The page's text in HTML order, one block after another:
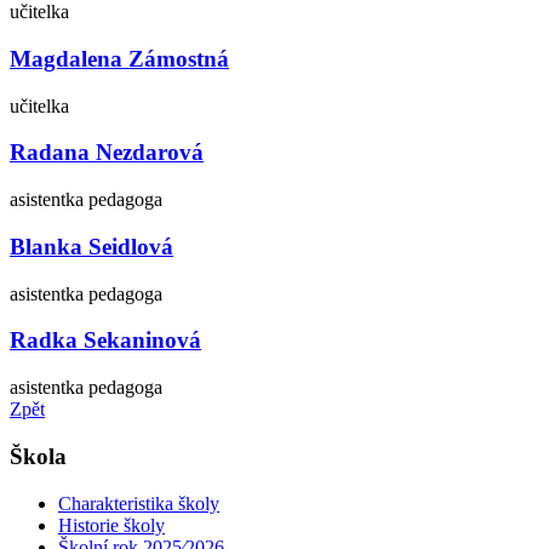
učitelka
Magdalena Zámostná
učitelka
Radana Nezdarová
asistentka pedagoga
Blanka Seidlová
asistentka pedagoga
Radka Sekaninová
asistentka pedagoga
Zpět
Škola
Charakteristika školy
Historie školy